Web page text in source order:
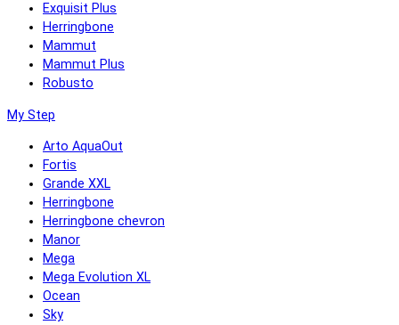
Exquisit Plus
Herringbone
Mammut
Mammut Plus
Robusto
My Step
Arto AquaOut
Fortis
Grande XXL
Herringbone
Herringbone chevron
Manor
Mega
Mega Evolution XL
Ocean
Sky